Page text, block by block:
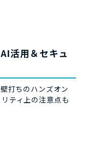
活用＆セキュ
打ちのハンズオン
ティ上の注意点も